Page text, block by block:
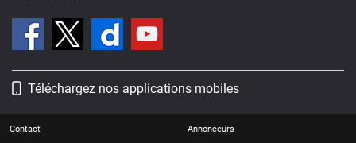
Téléchargez nos applications mobiles
Contact Annonceurs